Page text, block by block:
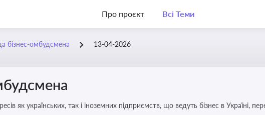
Про проєкт Всі Теми
бізнес-омбудсмена 13-04-2026
як українських, так і іноземних підприємств, що ведуть бізнес в Україні,